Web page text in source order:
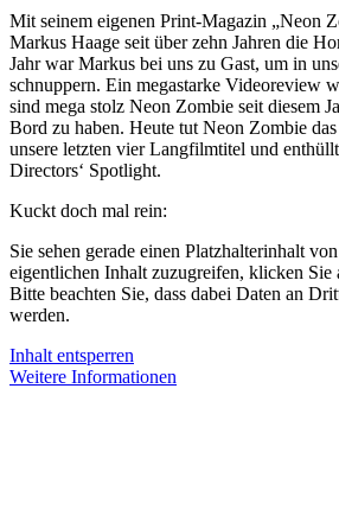
Mit seinem eigenen Print-Magazin „Neon
Markus Haage seit über zehn Jahren die
Jahr war Markus bei uns zu Gast, um in
schnuppern. Ein megastarke Videoreview
sind mega stolz Neon Zombie seit diesem
Bord zu haben. Heute tut Neon Zombie
unsere letzten vier Langfilmtitel und
Directors‘ Spotlight.
Kuckt doch mal rein:
Sie sehen gerade einen Platzhalterinhalt von
eigentlichen Inhalt zuzugreifen, klicken Sie
Bitte beachten Sie, dass dabei Daten an
werden.
Inhalt entsperren
Weitere Informationen